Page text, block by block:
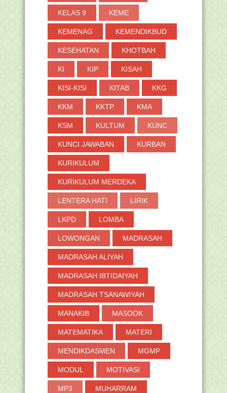
KELAS 9 KEME
KEMENAG KEMENDIKBUD
KESEHATAN KHOTBAH
KI KIP KISAH
KISI-KISI KITAB KKG
KKM KKTP KMA
KSM KULTUM KUNC
KUNCI JAWABAN KURBAN
KURIKULUM
KURIKULUM MERDEKA
LENTERA HATI LIRIK
LKPD LOMBA
LOWONGAN MADRASAH
MADRASAH ALIYAH
MADRASAH IBTIDAIYAH
MADRASAH TSANAWIYAH
MANAKIB MASOOK
MATEMATIKA MATERI
MENDIKDASMEN MGMP
MODUL MOTIVASI
MP3 MUHARRAM